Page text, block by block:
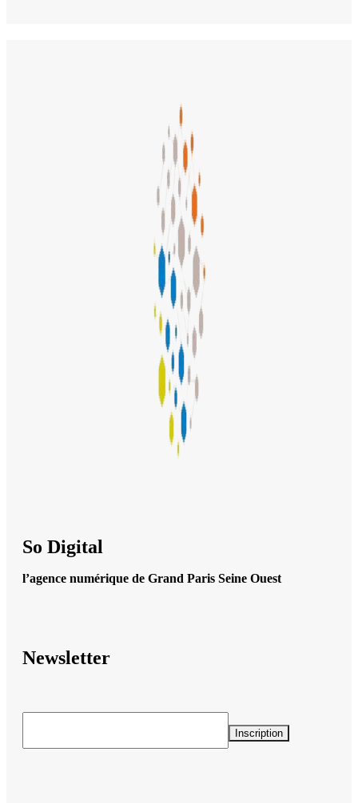
So Digital
l’agence numérique de Grand Paris Seine Ouest
Newsletter